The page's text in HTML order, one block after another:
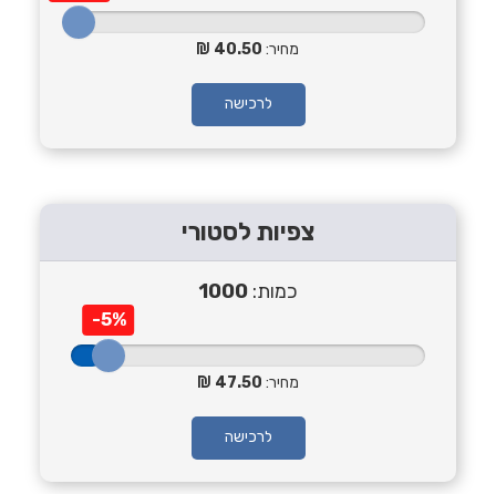
מחיר: 40.50
לרכישה
צפיות לסטורי
כמות: 1000
-5%
מחיר: 47.50
לרכישה